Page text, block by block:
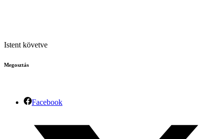
Istent követve
Megosztás
Facebook